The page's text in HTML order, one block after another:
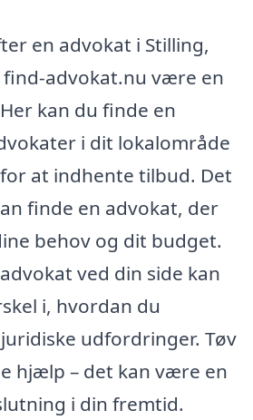
en advokat i Stilling,
advokat.nu være en
kan du finde en
i dit lokalområde
at indhente tilbud. Det
finde en advokat, der
behov og dit budget.
ved din side kan
i, hvordan du
udfordringer. Tøv
hjælp – det kan være en
i din fremtid.